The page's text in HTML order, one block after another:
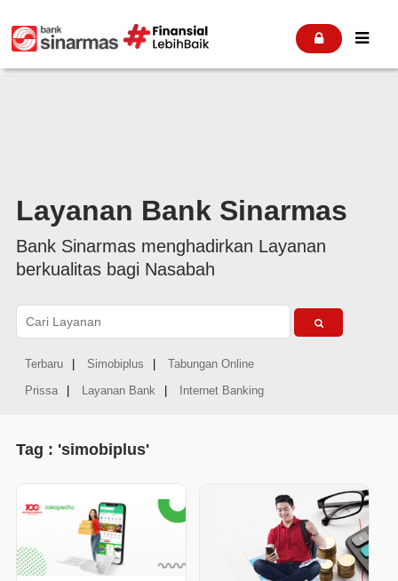
 
Layanan Bank Sinarmas
Bank Sinarmas menghadirkan Layanan
berkualitas bagi Nasabah

Terbaru Simobiplus
Tabungan Online
Prissa
Layanan Bank Internet Banking
Tag : 'simobiplus'